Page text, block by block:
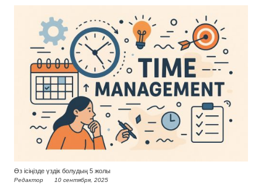
Өз ісіңізде үздік болудың 5 жолы
Редактор 10 сентября, 2025